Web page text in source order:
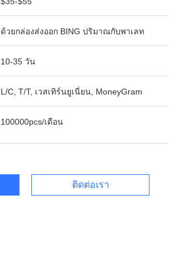
ด้วยกล่องส่งออก BING ปริมาณกับพาเลท
10-35 วัน
L/C, T/T, เวสเทิร์นยูเนี่ยน, MoneyGram
100000pcs/เดือน
ติดต่อเรา